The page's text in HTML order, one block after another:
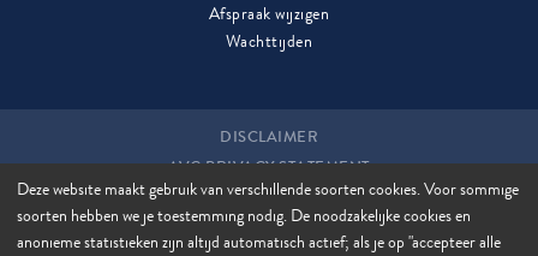
Afspraak wijzigen
Wachttijden
DISCLAIMER
AVG PRIVACY STATEMENT
COOKIES
COOKIE MANAGER
Deze website maakt gebruik van verschillende soorten cookies. Voor sommige
soorten hebben we je toestemming nodig. De noodzakelijke cookies en
anonieme statistieken zijn altijd automatisch actief; als je op "accepteer alle